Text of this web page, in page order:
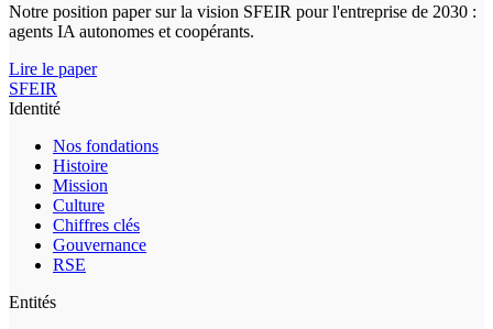
Notre position paper sur la vision SFEIR pour l'entreprise de 2030 :
agents IA autonomes et coopérants.
Lire le paper
SFEIR
Identité
Nos fondations
Histoire
Mission
Culture
Chiffres clés
Gouvernance
RSE
Entités